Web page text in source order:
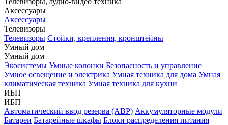
Аксессуары
Аксессуары
Телевизоры
Телевизоры Стойки, крепления, кронштейны
Умный дом
Умный дом
Экосистемы Умные колонки Безопасность и управление
Умное освещение и электрика Умная техника для дома Умная
климатическая техника Умная техника для кухни
ИБП
ИБП
Автоматический ввод резерва (АВР) Аккумуляторные модули
Батареи Батарейные шкафы Блоки распределения питания